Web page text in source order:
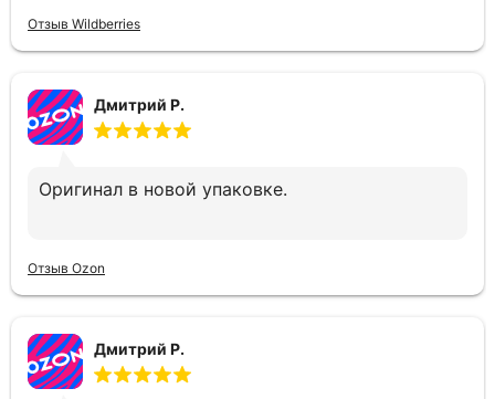
Отзыв Wildberries
Дмитрий Р.
Оригинал в новой упаковке.
Отзыв Ozon
Дмитрий Р.